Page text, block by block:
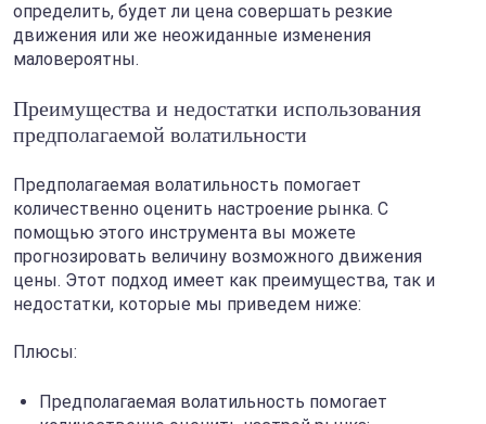
определить, будет ли цена совершать резкие
движения или же неожиданные изменения
маловероятны.
Преимущества и недостатки использования
предполагаемой волатильности
Предполагаемая волатильность помогает
количественно оценить настроение рынка. С
помощью этого инструмента вы можете
прогнозировать величину возможного движения
цены. Этот подход имеет как преимущества, так и
недостатки, которые мы приведем ниже:
Плюсы:
Предполагаемая волатильность помогает